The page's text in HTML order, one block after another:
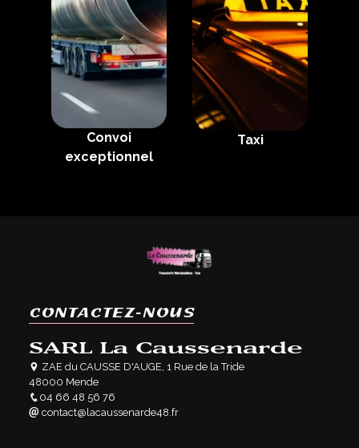
Convoi
exceptionnel
Taxi
CONTACTEZ-NOUS
SARL La Caussenarde
ZAE du CAUSSE D'AUGE, 1 Rue de la Tride
48000 Mende
04 66 48 56 76
contact@lacaussenarde48.fr